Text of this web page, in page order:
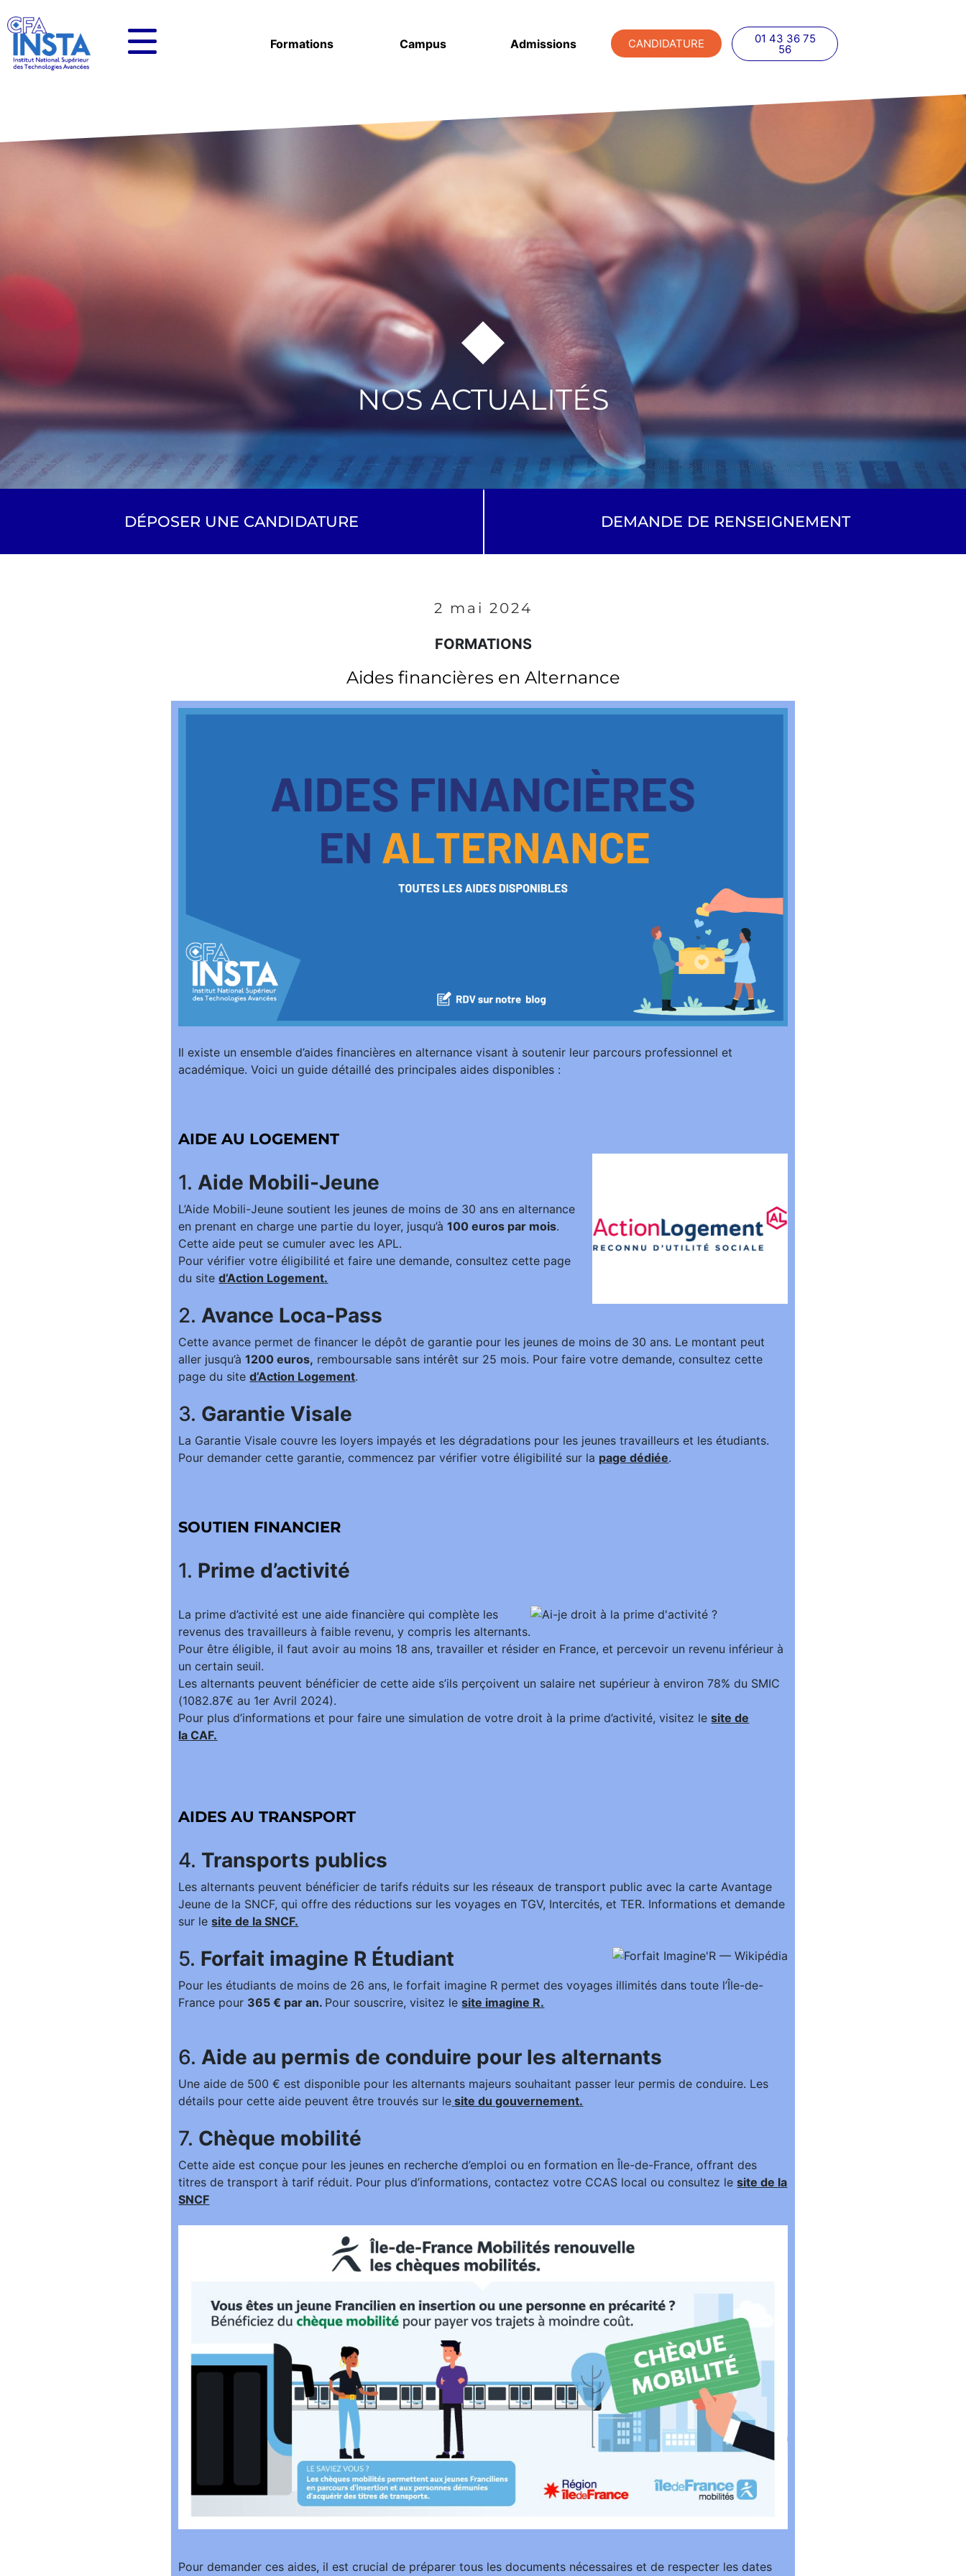
Formations Campus Admissions CANDIDATURE 01 43 36 75
56
NOS ACTUALITÉS
DÉPOSER UNE CANDIDATURE DEMANDE DE RENSEIGNEMENT
2 mai 2024
FORMATIONS
Aides financières en Alternance
Il existe un ensemble d’aides financières en alternance visant à soutenir leur parcours professionnel et
académique. Voici un guide détaillé des principales aides disponibles :
AIDE AU LOGEMENT
1. Aide Mobili-Jeune
L’Aide Mobili-Jeune soutient les jeunes de moins de 30 ans en alternance
en prenant en charge une partie du loyer, jusqu’à100 euros par mois.
Cette aide peut se cumuler avec les APL.
Pour vérifier votre éligibilité et faire une demande, consultez cette page
du sited’Action Logement.
2. Avance Loca-Pass
Cette avance permet de financer le dépôt de garantie pour les jeunes de moins de 30 ans. Le montant peut
aller jusqu’à1200 euros, remboursable sans intérêt sur 25 mois. Pour faire votre demande, consultez cette
page du sited’Action Logement.
3. Garantie Visale
La Garantie Visale couvre les loyers impayés et les dégradations pour les jeunes travailleurs et les étudiants.
Pour demander cette garantie, commencez par vérifier votre éligibilité sur la page dédiée.
SOUTIEN FINANCIER
1. Prime d’activité
La prime d’activité est une aide financière qui complète les
revenus des travailleurs à faible revenu, y compris les alternants.
Pour être éligible, il faut avoir au moins 18 ans, travailler et résider en France, et percevoir un revenu inférieur à
un certain seuil.
Les alternants peuvent bénéficier de cette aide s’ils perçoivent un salaire net supérieur à environ 78% du SMIC
(1082.87€ au 1er Avril 2024).
Pour plus d’informations et pour faire une simulation de votre droit à la prime d’activité, visitez lesite de
laCAF.
AIDES AU TRANSPORT
4. Transports publics
Les alternants peuvent bénéficier de tarifs réduits sur les réseaux de transport public avec la carte Avantage
Jeune de la SNCF, qui offre des réductions sur les voyages en TGV, Intercités, et TER. Informations et demande
sur lesite de la SNCF.
5. Forfait imagine R Étudiant
Pour les étudiants de moins de 26 ans, le forfait imagine R permet des voyages illimités dans toute l’Île-de-
France pour 365 € par an. Pour souscrire, visitez lesite imagine R.
6. Aide au permis de conduire pour les alternants
Une aide de 500 € est disponible pour les alternants majeurs souhaitant passer leur permis de conduire. Les
détails pour cette aide peuvent être trouvés sur le site du gouvernement.
7. Chèque mobilité
Cette aide est conçue pour les jeunes en recherche d’emploi ou en formation en Île-de-France, offrant des
titres de transport à tarif réduit. Pour plus d’informations, contactez votre CCAS local ou consultez le site de la
SNCF
Pour demander ces aides, il est crucial de préparer tous les documents nécessaires et de respecter les dates